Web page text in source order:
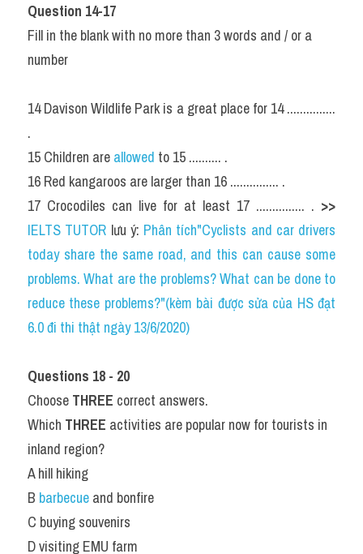
Question 14-17
Fill in the blank with no more than 3 words and / or a
number
14 Davison Wildlife Park is a great place for 14 ...............
.
15 Children are allowed to 15 .......... .
16 Red kangaroos are larger than 16 ............... .
17 Crocodiles can live for at least 17 ............... .
IELTS TUTOR lưu ý: Phân tích"Cyclists and car drivers
today share the same road, and this can cause some
problems. What are the problems? What can be done to
reduce these problems?"(kèm bài được sửa của HS đạt
6.0 đi thi thật ngày 13/6/2020)
Questions 18 - 20
Choose THREE correct answers.
Which THREE activities are popular now for tourists in
inland region?
A hill hiking
B barbecue and bonfire
C buying souvenirs
D visiting EMU farm